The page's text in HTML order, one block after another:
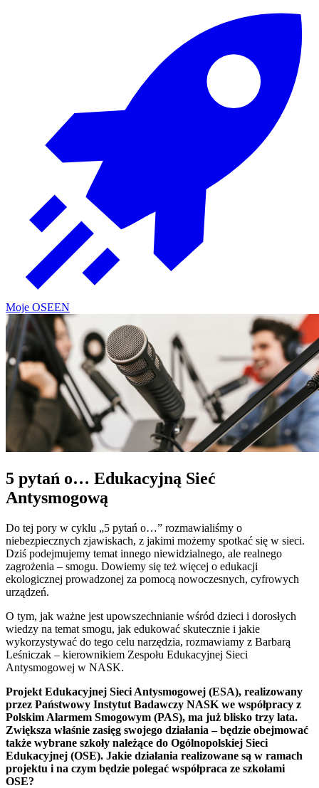
Moje OSEEN
5 pytań o… Edukacyjną Sieć
Antysmogową
Do tej pory w cyklu „5 pytań o…” rozmawialiśmy o
niebezpiecznych zjawiskach, z jakimi możemy spotkać się w sieci.
Dziś podejmujemy temat innego niewidzialnego, ale realnego
zagrożenia – smogu. Dowiemy się też więcej o edukacji
ekologicznej prowadzonej za pomocą nowoczesnych, cyfrowych
urządzeń.
O tym, jak ważne jest upowszechnianie wśród dzieci i dorosłych
wiedzy na temat smogu, jak edukować skutecznie i jakie
wykorzystywać do tego celu narzędzia, rozmawiamy z Barbarą
Leśniczak – kierownikiem Zespołu Edukacyjnej Sieci
Antysmogowej w NASK.
Projekt Edukacyjnej Sieci Antysmogowej (ESA), realizowany
przez Państwowy Instytut Badawczy NASK we współpracy z
Polskim Alarmem Smogowym (PAS), ma już blisko trzy lata.
Zwiększa właśnie zasięg swojego działania – będzie obejmować
także wybrane szkoły należące do Ogólnopolskiej Sieci
Edukacyjnej (OSE). Jakie działania realizowane są w ramach
projektu i na czym będzie polegać współpraca ze szkołami
OSE?